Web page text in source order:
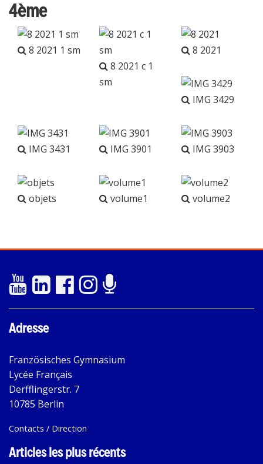
4ème
8 2021 1 sm
8 2021 c 1
sm
8 2021
IMG 3429
IMG 3431 IMG 3901 IMG 3903
objets volume1 volume2
Adresse
Französisches Gymnasium
Lycée Français
Derfflingerstr. 7
10785 Berlin
Contacts / Direction
Articles les plus récents